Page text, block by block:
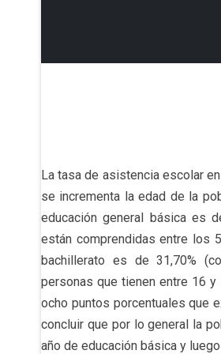
La tasa de asistencia escolar
se incrementa la edad de la
educación general básica es
están comprendidas entre los
bachillerato es de 31,70%
personas que tienen entre 16 y
ocho puntos porcentuales que
concluir que por lo general la
año de educación básica y